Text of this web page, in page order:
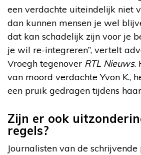
een verdachte uiteindelijk niet
dan kunnen mensen je wel
dat kan schadelijk zijn voor je
je wil re-integreren”, vertelt
Vroegh tegenover RTL Nieuws.
van moord verdachte Yvon K.,
een pruik gedragen tijdens
Zijn er ook
regels?
Journalisten van de schrijvende